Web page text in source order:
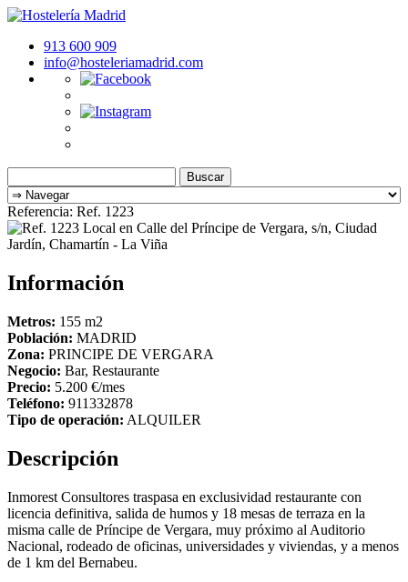
913 600 909
info@hosteleriamadrid.com
Referencia: Ref. 1223
Información
Metros: 155 m2
Población: MADRID
Zona: PRINCIPE DE VERGARA
Negocio: Bar, Restaurante
Precio: 5.200 €/mes
Teléfono: 911332878
Tipo de operación: ALQUILER
Descripción
Inmorest Consultores traspasa en exclusividad restaurante con
licencia definitiva, salida de humos y 18 mesas de terraza en la
misma calle de Príncipe de Vergara, muy próximo al Auditorio
Nacional, rodeado de oficinas, universidades y viviendas, y a menos
de 1 km del Bernabeu.